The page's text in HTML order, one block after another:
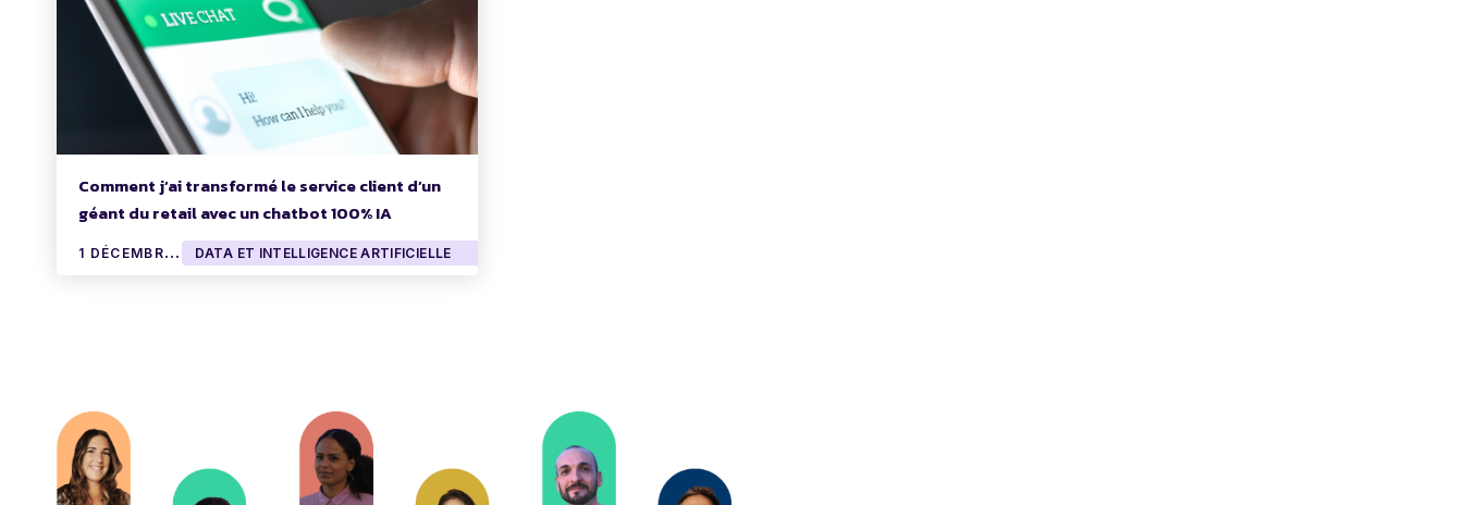
Comment j’ai transformé le service client d’un
géant du retail avec un chatbot 100% IA
1
DÉCEMBRE 2025 DATA ET INTELLIGENCE ARTIFICIELLE